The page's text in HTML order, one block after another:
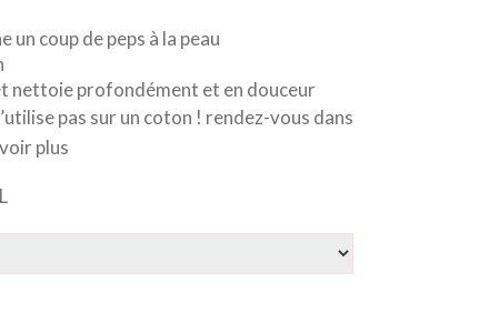
coup de peps à la peau
nettoie profondément et en douceur
pas sur un coton ! rendez-vous dans
plus